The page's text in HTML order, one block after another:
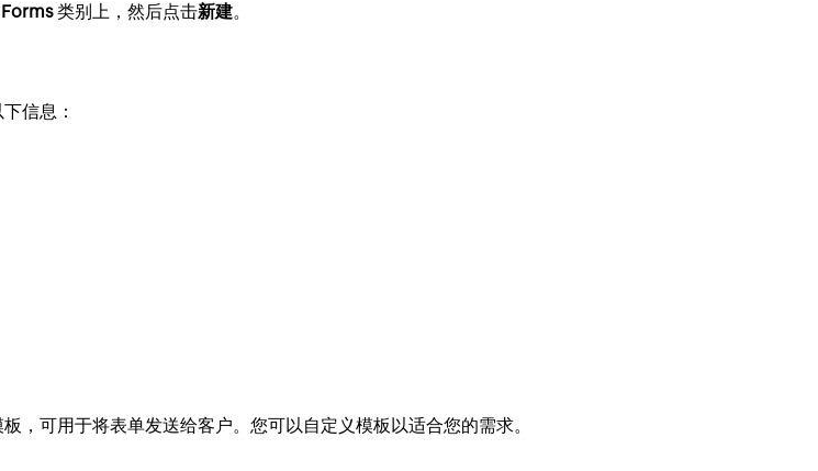
类别上，然后点击新建。
信息：
，可用于将表单发送给客户。您可以自定义模板以适合您的需求。